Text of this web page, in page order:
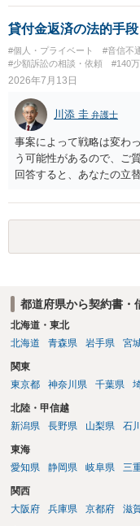
は成立していません。当
求める権利があります。
です。 分割拒否と一括
払いには同意していない
伝えます。 相手の本名・
まず本名や住所の特定を
（Switch2等）の事実も踏
勢で交渉に臨むのが現実
貸付金返済の法的手
#個人・プライベート #音信不
#少額訴訟の相談・依頼
#140
2026年7月13日
川添 圭 弁護士
事案によって戦略は変わ
う可能性があるので、ご
回答すると、あなたの立
と、もし異議申立てがな
（通常訴訟へ移行する日
その異議後の通常訴訟は
に相手方が遠方である場
ダメージが大きく」とい
せん。
都道府県から契約書・
北海道・東北
北海道
青森県 岩手県 宮
関東
東京都
神奈川県 千葉県
北陸・甲信越
新潟県
長野県 山梨県 石
東海
愛知県
静岡県 岐阜県 三
関西
大阪府
兵庫県 京都府 滋